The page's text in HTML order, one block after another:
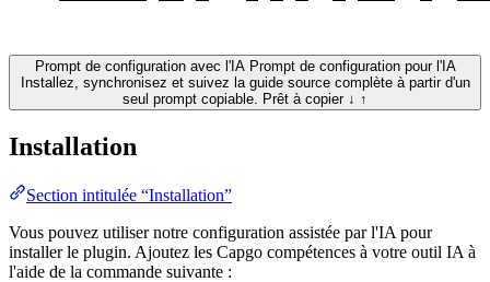
Prompt de configuration avec l'IA Prompt de configuration pour l'IA
Installez, synchronisez et suivez la guide source complète à partir d'un
seul prompt copiable. Prêt à copier ↓ ↑
Installation
Section intitulée “Installation”
Vous pouvez utiliser notre configuration assistée par l'IA pour
installer le plugin. Ajoutez les Capgo compétences à votre outil IA à
l'aide de la commande suivante :